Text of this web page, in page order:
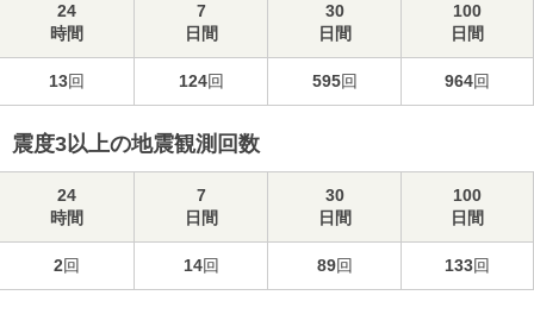
24
時間
7
日間
30
日間
100
日間
13回 124回 595回 964回
震度3以上の地震観測回数
24
時間
7
日間
30
日間
100
日間
2回 14回 89回 133回